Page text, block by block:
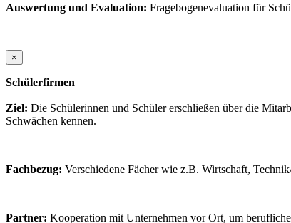
Auswertung und Evaluation: Fragebogenevaluation für
×
Schülerfirmen
Ziel: Die Schülerinnen und Schüler erschließen über die
Schwächen kennen.
Fachbezug: Verschiedene Fächer wie z.B. Wirtschaft,
Partner: Kooperation mit Unternehmen vor Ort, um